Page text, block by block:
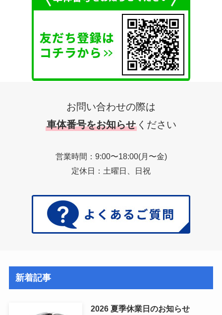
お問い合わせの際は
車体番号をお知らせ ください
営業時間：9:00〜18:00(月〜金)
定休日：土曜日、日祝
新着記事
2026 夏季休業日のお知らせ